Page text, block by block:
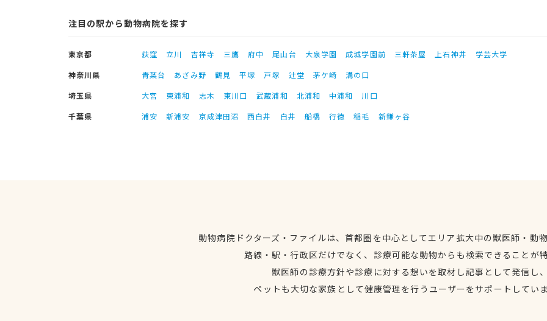
注目の駅から動物病院を探す
東京都 荻窪 立川 吉祥寺 三鷹 府中 尾山台 大泉学園 成城学園前 三軒茶屋 上石神井
学芸大学
神奈川県
青葉台 あざみ野 鶴見 平塚 戸塚 辻堂 茅ケ崎
溝の口
埼玉県
大宮 東浦和 志木 東川口 武蔵浦和 北浦和 中浦和
川口
千葉県
浦安 新浦安 京成津田沼 西白井 白井 船橋 行徳 稲毛 新鎌ヶ谷
動物病院ドクターズ・ファイルは、首都圏を中心としてエリア拡大中の獣医師・動
路線・駅・行政区だけでなく、診療可能な動物からも検索できることが
獣医師の診療方針や診療に対する想いを取材し記事として発信し
ペットも大切な家族として健康管理を行うユーザーをサポートしてい